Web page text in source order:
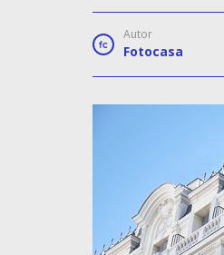
Autor
Fotocasa